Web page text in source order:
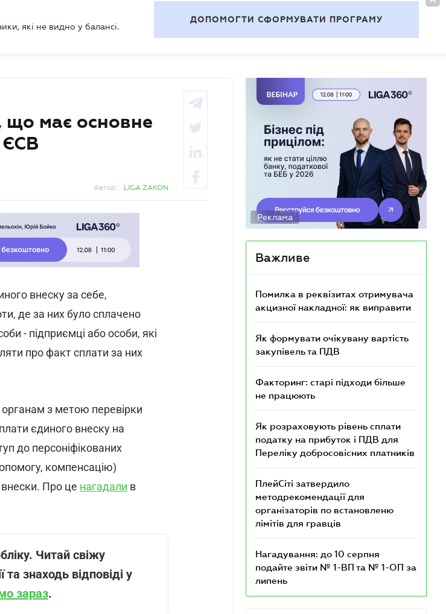
Теми
має основне
ЄСВ
Автор: LIGA ZAKON
внеску за себе,
де за них було сплачено
- підприємці або особи, які
про факт сплати за них
з метою перевірки
єдиного внеску на
до персоніфікованих
компенсацію)
внески. Про це нагадали в
Читай свіжу
та знаходь відповіді у
зараз.
Реклама
Важливе
Помилка в реквізитах отримувача
акцизної накладної: як виправити
Як формувати очікувану вартість
закупівель та ПДВ
Факторинг: старі підходи більше
не працюють
Як розраховують рівень сплати
податку на прибуток і ПДВ для
Переліку добросовісних платників
ПлейСіті затвердило
методрекомендації для
організаторів по встановленю
лімітів для гравців
Нагадування: до 10 серпня
подайте звіти № 1-ВП та № 1-ОП за
липень